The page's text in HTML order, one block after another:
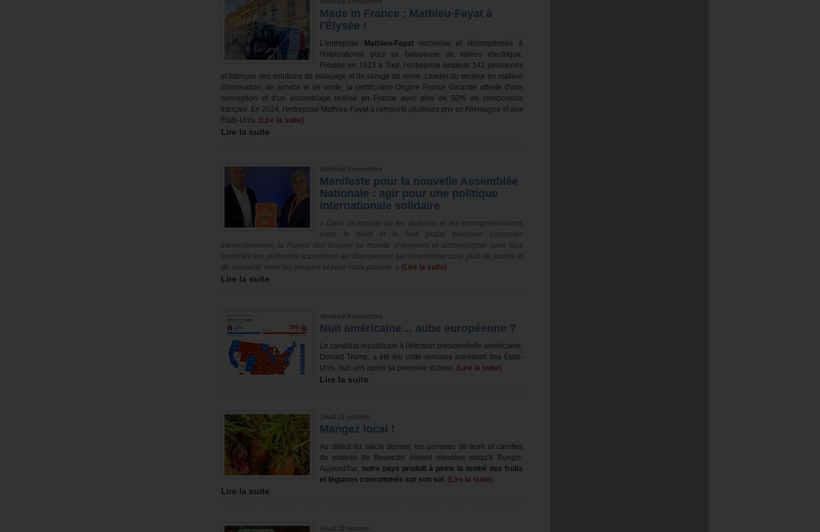
Made in France : Mathieu-Fayat à
l'Élysée !
L'entreprise Mathieu-Fayatreconnue et récompensée à
l'international pour sa balayeuse de voiries électrique.
Fondée en 1923 à Toul, l'entreprise emploie 142 personnes
et fabrique des solutions de balayage et de lavage de voirie. Leader du secteur en matière
d'innovation, de service et de vente, la certification Origine France Garantie atteste d'une
conception et d'un assemblage réalisé en France avec plus de 50% de composants
français. En 2024, l'entreprise Mathieu-Fayat a remporté plusieurs prix en Allemagne et aux
Etats-Unis. (Lire la suite)
Lire la suite
Vendredi 8 novembre
Manifeste pour la nouvelle Assemblée
Nationale : agir pour une politique
internationale solidaire
« Dans un monde où les divisions et les incompréhensions
entre le Nord et le Sud global semblent s'accroitre
inexorablement, la France doit écouter ce monde changeant et accompagner sans faux
semblant les profondes aspirations au changement qui s'expriment pour plus de justice et
de solidarité entre les peuples et pour notre planète. » (Lire la suite)
Lire la suite
Vendredi 8 novembre
Nuit américaine… aube européenne ?
Le candidat républicain à l'élection présidentielle américaine,
Donald Trump, a été élu cette semaine président des États-
Unis, huit ans après sa première victoire. (Lire la suite)
Lire la suite
Jeudi 31 octobre
Mangez local !
Au début du siècle dernier, les pommes de terre et carottes
du plateau de Beuvezin étaient réputées jusqu'à Rungis.
Aujourd'hui, notre pays produit à peine la moitié des fruits
et légumes consommés sur son sol . (Lire la suite)
Lire la suite
Jeudi 31 octobre